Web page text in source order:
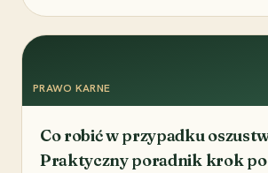
PRAWO KARNE
Co robić w przypadku
Praktyczny poradnik krok